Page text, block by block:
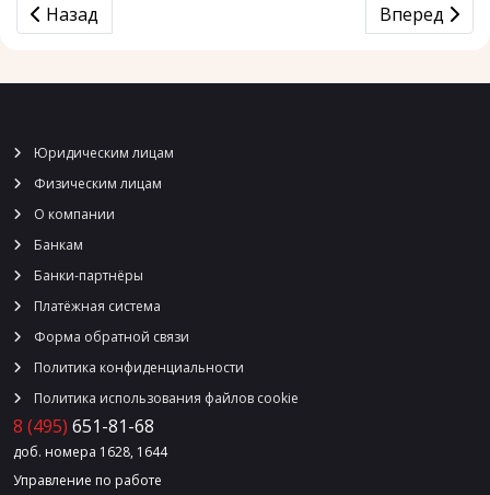
Предыдущий: «Мультисервисная платежная
Назад Следующий:
Вперед
Юридическим лицам
Физическим лицам
О компании
Банкам
Банки-партнёры
Платёжная система
Форма обратной связи
Политика конфиденциальности
Политика использования файлов cookie
8 (495) 651-81-68
доб. номера 1628, 1644
Управление по работе